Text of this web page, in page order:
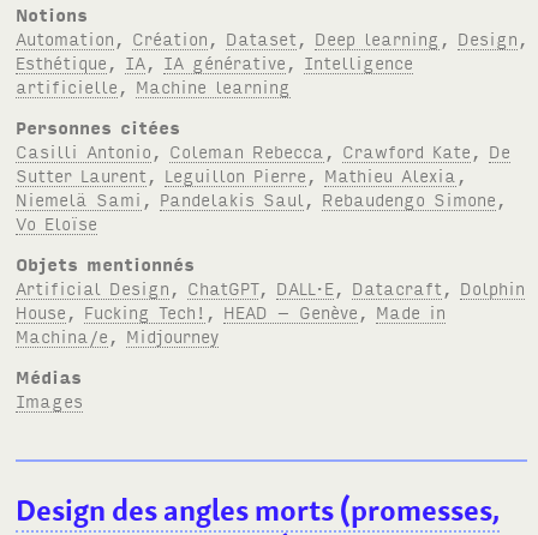
Notions
Automation
Création Dataset Deep learning Design
Esthétique
IA IA générative
Intelligence
artificielle
Machine learning
Personnes citées
Casilli Antonio
Coleman Rebecca Crawford Kate
De
Sutter Laurent
Leguillon Pierre Mathieu Alexia
Niemelä Sami
Pandelakis Saul Rebaudengo Simone
Vo Eloïse
Objets mentionnés
Artificial Design
ChatGPT, DALL·E Datacraft
Dolphin
House
Fucking Tech! HEAD – Genève
Made in
Machina/e
Midjourney
Médias
Images
Design des angles morts (promesses,